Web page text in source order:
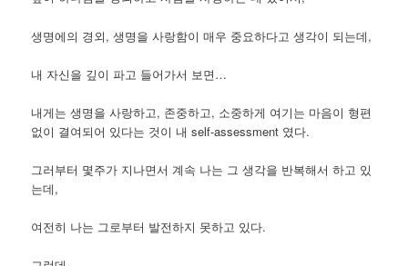
생명에의 경외, 생명을 사랑함이 매우 중요하다고 생각이 되는데,
내 자신을 깊이 파고 들어가서 보면…
내게는 생명을 사랑하고, 존중하고, 소중하게 여기는 마음이 형편
없이 결여되어 있다는 것이 내 self-assessment 였다.
그러부터 몇주가 지나면서 계속 나는 그 생각을 반복해서 하고 있
는데,
여전히 나는 그로부터 발전하지 못하고 있다.